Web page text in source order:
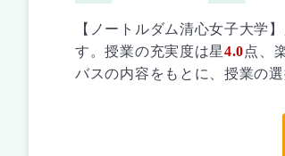
【ノートルダム清心女子大学
す。授業の充実度は星4.0点、
バスの内容をもとに、授業の